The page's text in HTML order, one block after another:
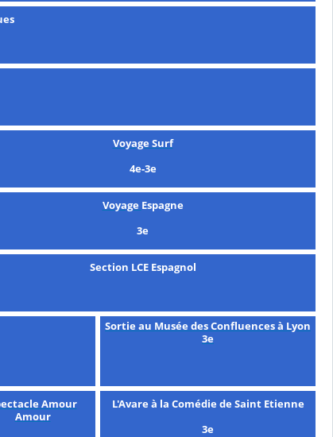
Voyage Surf
4e-3e
Voyage Espagne
3e
Section LCE Espagnol
Sortie au Musée des Confluences à Lyon
3e
Amour
Amour
L'Avare à la Comédie de Saint Etienne
3e